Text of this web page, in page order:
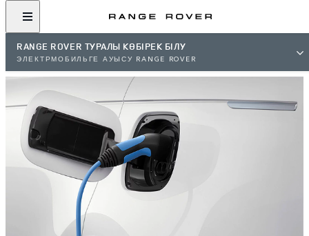
RANGE ROVER ТУРАЛЫ КӨБІРЕК БІЛУ
ЭЛЕКТРМОБИЛЬГЕ АУЫСУ RANGE ROVER